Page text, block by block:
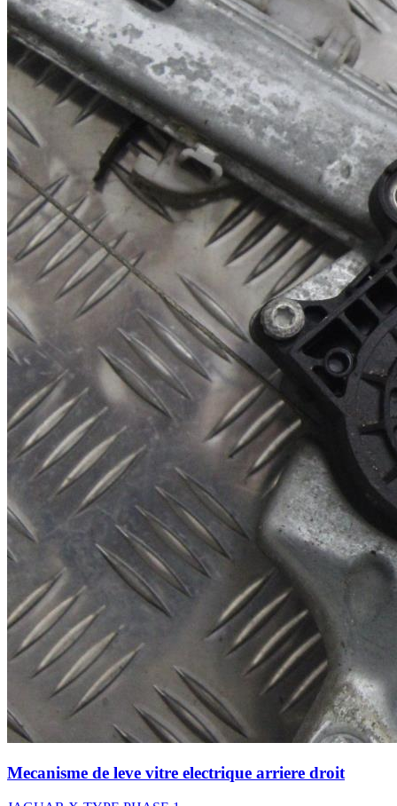
Mecanisme de leve vitre electrique arriere droit